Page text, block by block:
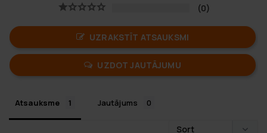
0
UZRAKSTĪT ATSAUKSMI
UZDOT JAUTĀJUMU
Atsauksme Jautājums